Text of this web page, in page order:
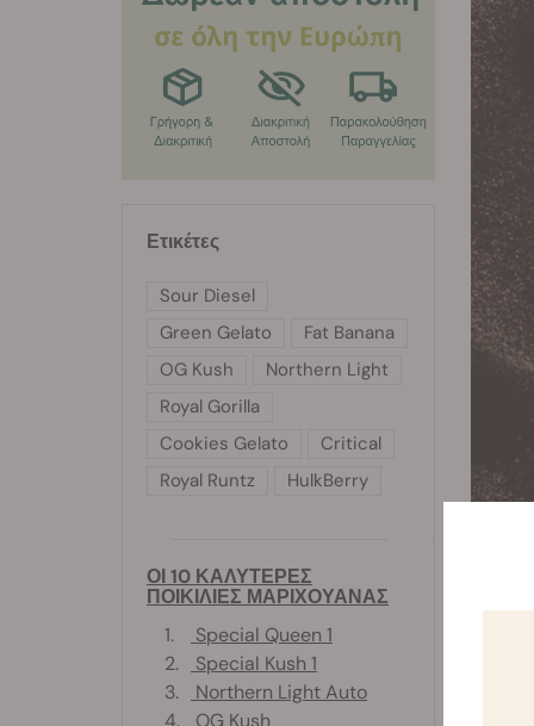
Η
Ετικέτες
Sour Diesel
Green Gelato
Fat Banana
OG Kush
Northern Light
Royal Gorilla
Cookies Gelato
Critical
Royal Runtz
HulkBerry
ΟΙ 10 ΚΑΛΥΤΕΡΕΣ
ΠΟΙΚΙΛΙΕΣ ΜΑΡΙΧΟΥΑΝΑΣ
1.
Special Queen 1
2.
Special Kush 1
3.
Northern Light Auto
4.
OG Kush